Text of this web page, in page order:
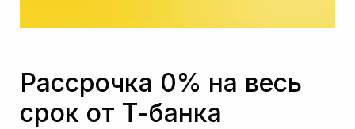
Рассрочка 0% на весь
срок от Т-банка